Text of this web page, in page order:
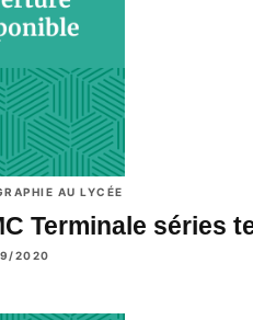
AU LYCÉE
Terminale séries
2020